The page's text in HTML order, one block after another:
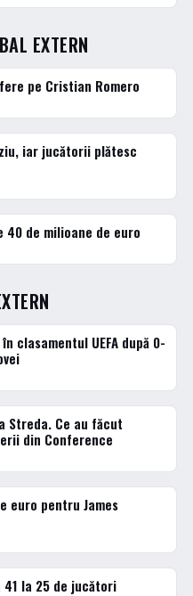
EXTERN
pe Cristian Romero
iar jucătorii plătesc
40 de milioane de euro
clasamentul UEFA după 0-
Streda. Ce au făcut
din Conference
euro pentru James
la 25 de jucători